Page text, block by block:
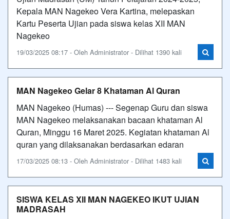
Kepala MAN Nagekeo Vera Kartina, melepaskan
Kartu Peserta Ujian pada siswa kelas XII MAN
Nagekeo
19/03/2025 08:17 - Oleh Administrator - Dilihat 1390 kali
MAN Nagekeo Gelar 8 Khataman Al Quran
MAN Nagekeo (Humas) --- Segenap Guru dan siswa
MAN Nagekeo melaksanakan bacaan khataman Al
Quran, Minggu 16 Maret 2025. Kegiatan khataman Al
quran yang dilaksanakan berdasarkan edaran
17/03/2025 08:13 - Oleh Administrator - Dilihat 1483 kali
SISWA KELAS XII MAN NAGEKEO IKUT UJIAN
MADRASAH